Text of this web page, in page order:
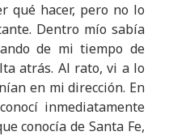
qué hacer, pero no lo
Dentro mío sabía
de mi tiempo de
atrás. Al rato, vi a lo
en mi dirección. En
inmediatamente
conocía de Santa Fe,